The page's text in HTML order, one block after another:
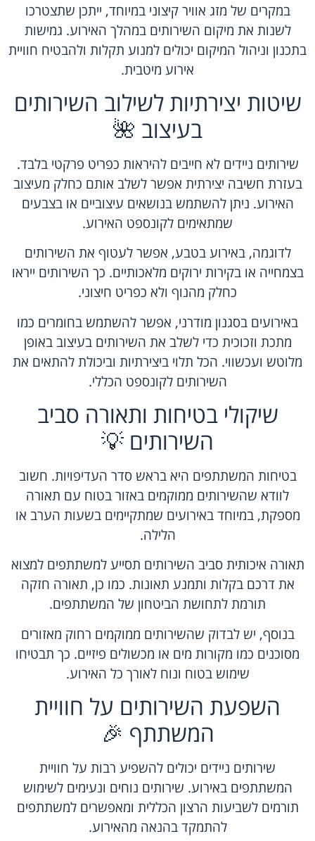
במקרים של מזג אוויר קיצוני במיוחד, ייתכן שתצטרכו
לשנות את מיקום השירותים במהלך האירוע. גמישות
בתכנון וניהול המיקום יכולים למנוע תקלות ולהבטיח חוויית
אירוע מיטבית.
שיטות יצירתיות לשילוב השירותים
בעיצוב 🌺
שירותים ניידים לא חייבים להיראות כפריט פרקטי בלבד.
בעזרת חשיבה יצירתית אפשר לשלב אותם כחלק מעיצוב
האירוע. ניתן להשתמש בנושאים עיצוביים או בצבעים
שמתאימים לקונספט האירוע.
לדוגמה, באירוע בטבע, אפשר לעטוף את השירותים
בצמחייה או בקירות ירוקים מלאכותיים. כך השירותים ייראו
כחלק מהנוף ולא כפריט חיצוני.
באירועים בסגנון מודרני, אפשר להשתמש בחומרים כמו
מתכת וזכוכית כדי לשלב את השירותים בעיצוב באופן
מלוטש ועכשווי. הכל תלוי ביצירתיות וביכולת להתאים את
השירותים לקונספט הכללי.
שיקולי בטיחות ותאורה סביב
השירותים 💡
בטיחות המשתתפים היא בראש סדר העדיפויות. חשוב
לוודא שהשירותים ממוקמים באזור בטוח עם תאורה
מספקת, במיוחד באירועים שמתקיימים בשעות הערב או
הלילה.
תאורה איכותית סביב השירותים תסייע למשתתפים למצוא
את דרכם בקלות ותמנע תאונות. כמו כן, תאורה חזקה
תורמת לתחושת הביטחון של המשתתפים.
בנוסף, יש לבדוק שהשירותים ממוקמים רחוק מאזורים
מסוכנים כמו מקורות מים או מכשולים פיזיים. כך תבטיחו
שימוש בטוח ונוח לאורך כל האירוע.
השפעת השירותים על חוויית
המשתתף 🎉
שירותים ניידים יכולים להשפיע רבות על חוויית
המשתתפים באירוע. שירותים נוחים ונעימים לשימוש
תורמים לשביעות הרצון הכללית ומאפשרים למשתתפים
להתמקד בהנאה מהאירוע.